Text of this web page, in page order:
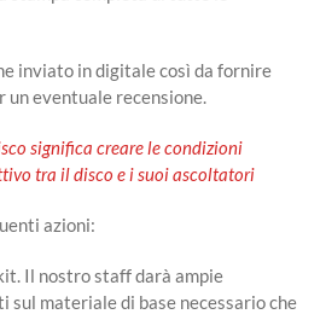
inviato in digitale così da fornire
eventuale recensione.
significa creare le condizioni
tra il disco e i suoi ascoltatori
azioni:
Il nostro staff darà ampie
sul materiale di base necessario che